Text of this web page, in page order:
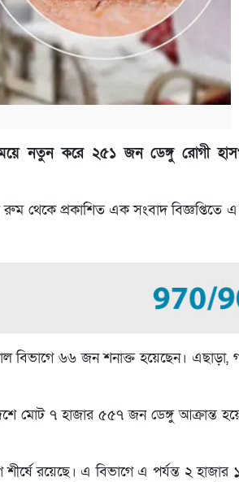
নতুন করে ২৫১ জন ডেঙ্গু রোগী
রুম থেকে প্রকাশিত এক সংবাদ বিজ্ঞপ্তিতে
বিভাগে ৬৬ জন শনাক্ত হয়েছেন।
মোট ৭ হাজার ৫৫৭ জন ডেঙ্গু আক্রান্ত
শীর্ষে রয়েছে। এ বিভাগে এ পর্যন্ত ২